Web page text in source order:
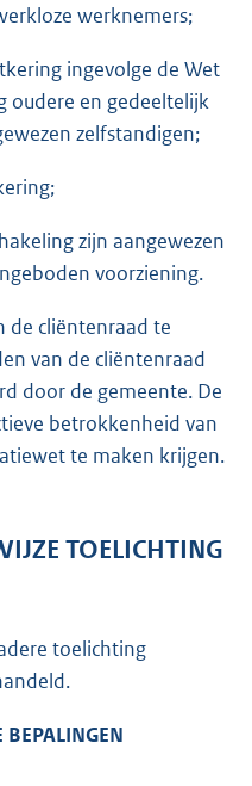
werknemers;
ingevolge de Wet
oudere en gedeeltelijk
zelfstandigen;
zijn aangewezen
voorziening.
de cliëntenraad te
van de cliëntenraad
door de gemeente. De
betrokkenheid van
te maken krijgen.
TOELICHTING
toelichting